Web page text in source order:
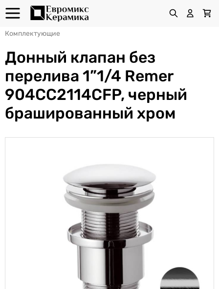
Комплектующие
Донный клапан без
перелива 1”1/4 Remer
904CC2114CFP, черный
брашированный хром